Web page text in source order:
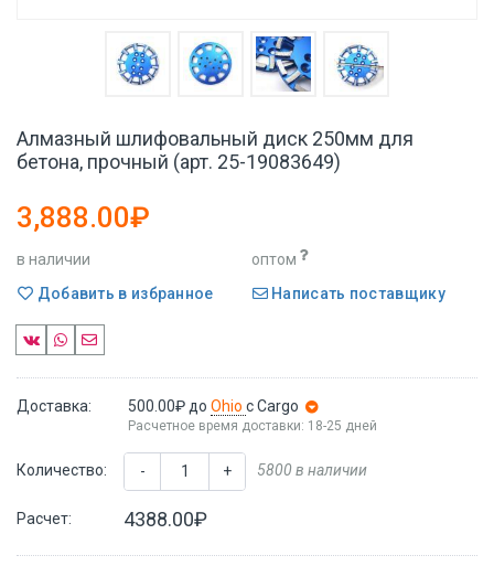
Алмазный шлифовальный диск 250мм для
бетона, прочный (арт. 25-19083649)
3,888.00₽
в наличии
оптом
Добавить в избранное
Написать поставщику
Доставка: 500.00₽ до Ohio с Cargo
Расчетное время доставки: 18-25 дней
Количество: - + 5800 в наличии
Расчет: 4388.00₽